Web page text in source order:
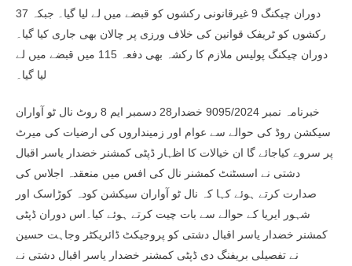
دوران چیکنگ 9 غیرقانونی رکشوں کو قبضے میں لے لیا گیا۔ جبکہ 37
رکشوں کو ٹریفک قوانین کی خلاف ورزی پر چالان بھی جاری کیا گیا۔
دوران چیکنگ پولیس ملازم کا رکشہ بھی دفعہ 115 میں قبضے میں لے
لیا گیا۔
خبرنامہ نمبر 9095/2024 خضدار28 دسمبر ایم 8 روٹ نال ٹو آواران
سیکشن روڈ کی حوالے سے عوام اور زمینداروں کی ارضیات کی میرٹ
پر سروے کیاجائے گا ان خیالات کا اظہار ڈپٹی کمشنر خضدار یاسر اقبال
دشتی نے اسسٹنٹ کمشنر نال کی افس میں منعقدہ اجلاس کی
صدارت کرتے ہوئے کہا کہ نال ٹو آواران سیکشن کودہ کوڑاسک اور
شہور ایریا کے حوالے سے بات چیت کرتے ہوئے کیا۔اس دوران ڈپٹی
کمشنر خضدار یاسر اقبال دشتی کو پروجیکٹ ڈائریکٹر وجاہت حسین
نے تفصیلی بریفنگ دی ڈپٹی کمشنر خضدار یاسر اقبال دشتی نے